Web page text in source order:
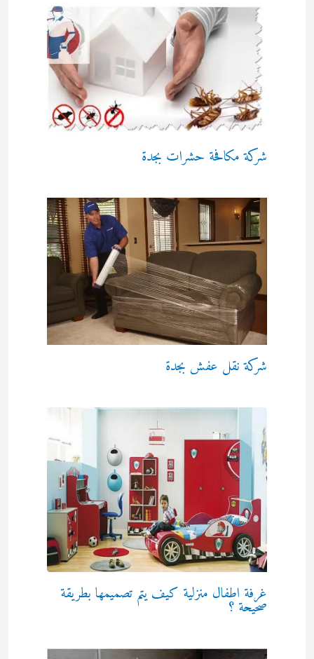
شركة مكافحة حشرات بجدة
شركة نقل عفش بجدة
غرفة اطفال منزلية كيف يتم تصميمها بطريقة
صحيحة ؟